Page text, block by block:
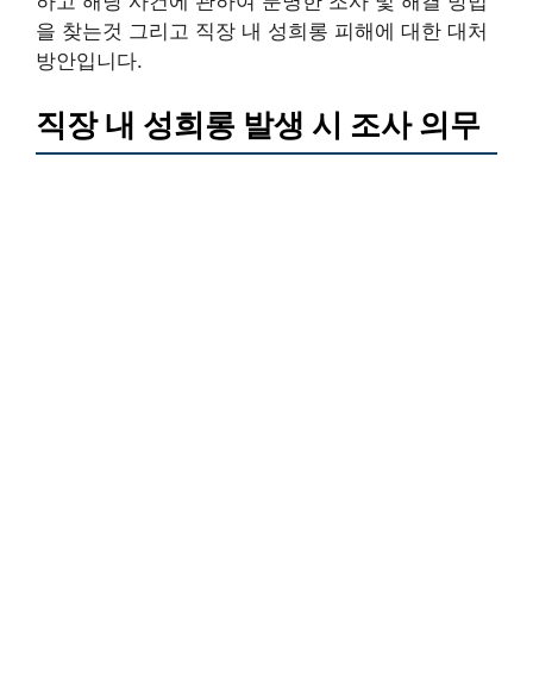
을 찾는것 그리고 직장 내 성희롱 피해에 대한 대처
방안입니다.
직장 내 성희롱 발생 시 조사 의무